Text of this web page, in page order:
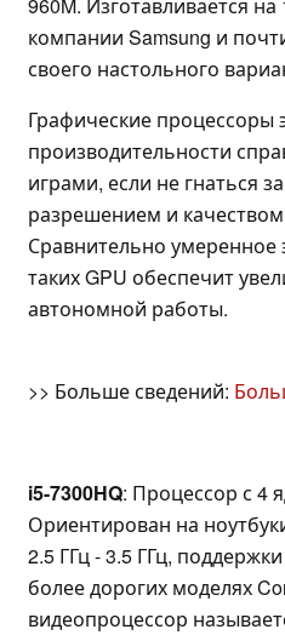
960M. Изготавливается
компании Samsung и
своего настольного
Графические процессоры
производительности
играми, если не гнаться
разрешением и
Сравнительно умеренное
таких GPU обеспечит
автономной работы.
>> Больше сведений:
i5-7300HQ: Процессор с 4
Ориентирован на
2.5 ГГц - 3.5 ГГц,
более дорогих моделях
видеопроцессор